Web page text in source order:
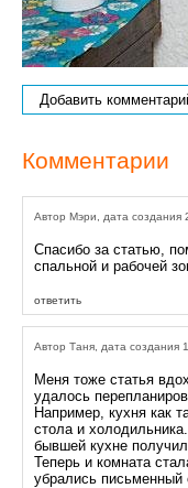
Добавить
Комментарии
Автор Мэри, дата создания
Спасибо за статью,
спальной и рабочей
ответить
Автор Таня, дата создания
Меня тоже статья
удалось
Например, кухня как
стола и
бывшей кухне
Теперь и комната
убрались